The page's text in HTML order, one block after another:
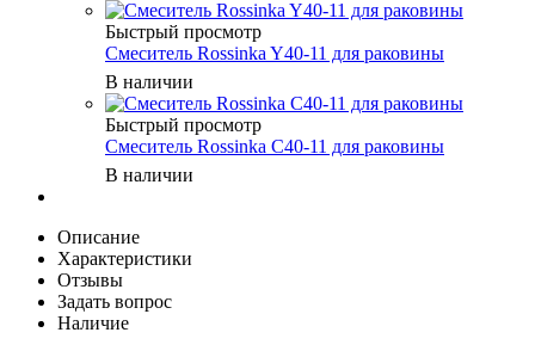
Быстрый просмотр
Смеситель Rossinka Y40-11 для раковины
В наличии
Быстрый просмотр
Смеситель Rossinka C40-11 для раковины
В наличии
Описание
Характеристики
Отзывы
Задать вопрос
Наличие